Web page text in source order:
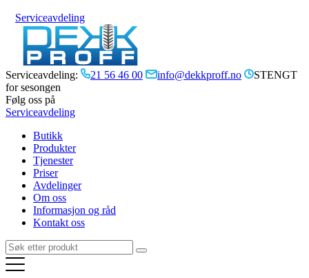
Serviceavdeling
Serviceavdeling: 21 56 46 00 info@dekkproff.no
STENGT
for sesongen
Følg oss på
Serviceavdeling
Butikk
Produkter
Tjenester
Priser
Avdelinger
Om oss
Informasjon og råd
Kontakt oss